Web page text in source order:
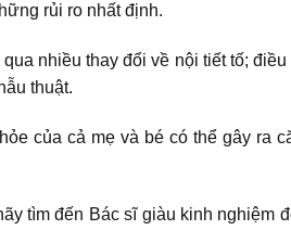
rủi ro nhất định.
nhiều thay đổi về nội tiết tố;
thuật.
của cả mẹ và bé có thể gây ra
tìm đến Bác sĩ giàu kinh nghiệm